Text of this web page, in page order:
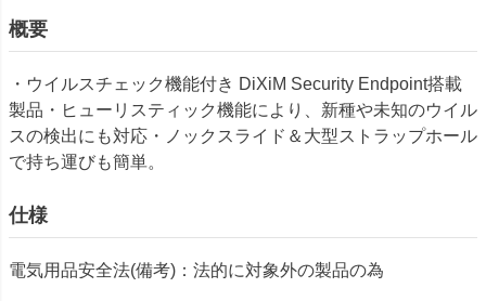
概要
・ウイルスチェック機能付き DiXiM Security Endpoint搭載
製品・ヒューリスティック機能により、新種や未知のウイル
スの検出にも対応・ノックスライド＆大型ストラップホール
で持ち運びも簡単。
仕様
電気用品安全法(備考)：法的に対象外の製品の為